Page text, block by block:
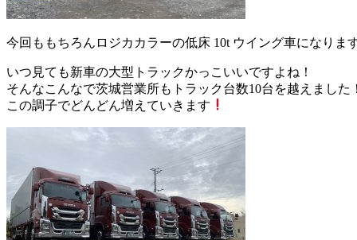
今回ももちろんロジカカラーの低床 10t ウイング車になりま
いつ見ても新車の大型トラックかっこいいですよね！
そんなこんなで茨城営業所もトラック台数10台を越えました
この調子でどんどん増えていきます